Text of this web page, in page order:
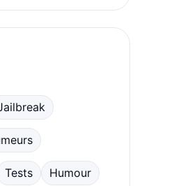
Tests Humour